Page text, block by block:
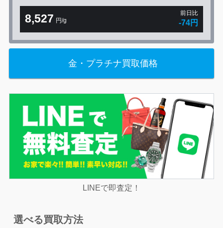
8,527 円/g
前日比
-74円
金・プラチナ買取価格
LINEで即査定！
選べる買取方法